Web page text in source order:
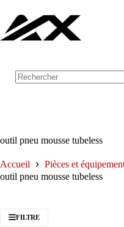
contenu
outil pneu mousse tubeless
Accueil
Pièces et
outil pneu mousse tubeless
FILTRE